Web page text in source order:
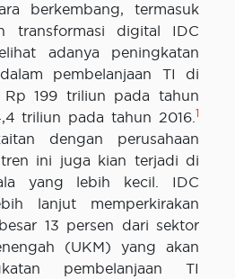
berkembang, termasuk
transformasi digital IDC
adanya peningkatan
pembelanjaan TI di
199 triliun pada tahun
triliun pada tahun 2016. 1
dengan perusahaan
ini juga kian terjadi di
yang lebih kecil. IDC
lanjut memperkirakan
13 persen dari sektor
(UKM) yang akan
pembelanjaan TI